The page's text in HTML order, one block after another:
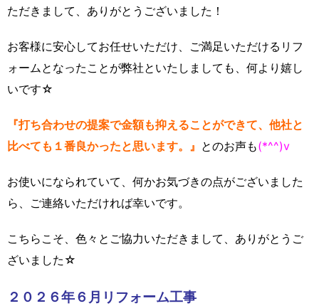
ただきまして、ありがとうございました！
お客様に安心してお任せいただけ、ご満足いただけるリフ
ォームとなったことが弊社といたしましても、何より嬉し
いです☆
『打ち合わせの提案で金額も抑えることができて、他社と
比べても１番良かったと思います。』 とのお声も(*^^)v
お使いになられていて、何かお気づきの点がございました
ら、ご連絡いただければ幸いです。
こちらこそ、色々とご協力いただきまして、ありがとうご
ざいました☆
２０２６年６月リフォーム工事